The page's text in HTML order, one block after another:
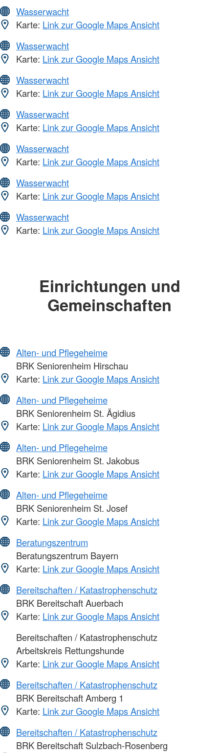
Wasserwacht
Karte: Link zur Google Maps Ansicht
Wasserwacht
Karte: Link zur Google Maps Ansicht
Wasserwacht
Karte: Link zur Google Maps Ansicht
Wasserwacht
Karte: Link zur Google Maps Ansicht
Wasserwacht
Karte: Link zur Google Maps Ansicht
Wasserwacht
Karte: Link zur Google Maps Ansicht
Wasserwacht
Karte: Link zur Google Maps Ansicht
Einrichtungen und
Gemeinschaften
Alten- und Pflegeheime
BRK Seniorenheim Hirschau
Karte: Link zur Google Maps Ansicht
Alten- und Pflegeheime
BRK Seniorenheim St. Ägidius
Karte: Link zur Google Maps Ansicht
Alten- und Pflegeheime
BRK Seniorenheim St. Jakobus
Karte: Link zur Google Maps Ansicht
Alten- und Pflegeheime
BRK Seniorenheim St. Josef
Karte: Link zur Google Maps Ansicht
Beratungszentrum
Beratungszentrum Bayern
Karte: Link zur Google Maps Ansicht
Bereitschaften / Katastrophenschutz
BRK Bereitschaft Auerbach
Karte: Link zur Google Maps Ansicht
Bereitschaften / Katastrophenschutz
Arbeitskreis Rettungshunde
Karte: Link zur Google Maps Ansicht
Bereitschaften / Katastrophenschutz
BRK Bereitschaft Amberg 1
Karte: Link zur Google Maps Ansicht
Bereitschaften / Katastrophenschutz
BRK Bereitschaft Sulzbach-Rosenberg